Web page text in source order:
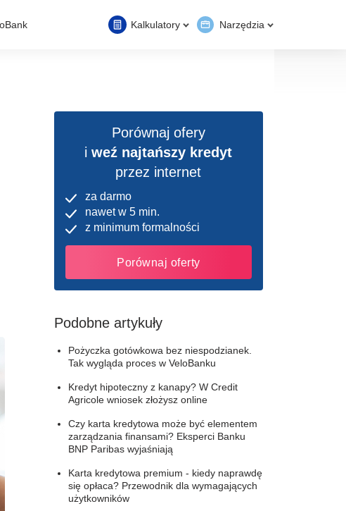
Kalkulatory Narzędzia
Porównaj ofery
iweź najtańszy kredyt
przez internet
za darmo
nawet w 5 min.
z minimum formalności
Porównaj oferty
Podobne artykuły
Pożyczka gotówkowa bez niespodzianek.
Tak wygląda proces w VeloBanku
Kredyt hipoteczny z kanapy? W Credit
Agricole wniosek złożysz online
Czy karta kredytowa może być elementem
zarządzania finansami? Eksperci Banku
BNP Paribas wyjaśniają
Karta kredytowa premium - kiedy naprawdę
się opłaca? Przewodnik dla wymagających
użytkowników